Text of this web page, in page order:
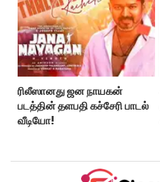
ரிலீஸானது ஜன நாயகன்
படத்தின் தளபதி கச்சேரி பாடல்
வீடியோ!